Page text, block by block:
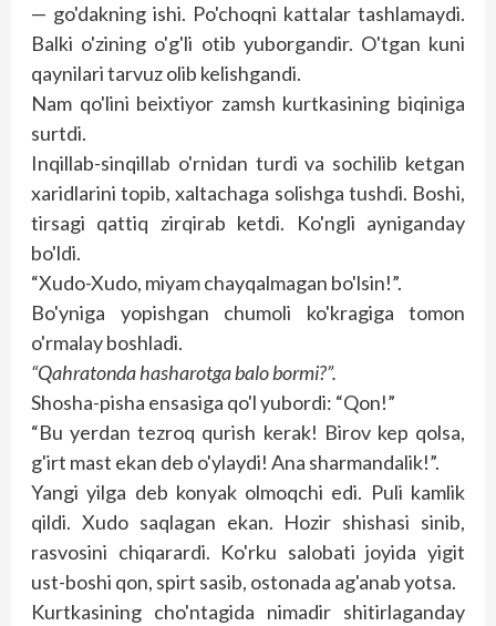
— go'dakning ishi. Po'choqni kattalar tashlamaydi.
Balki o'zining o'g'li otib yuborgandir. O'tgan kuni
qaynilari tarvuz olib kelishgandi.
Nam qo'lini beixtiyor zamsh kurtkasining biqiniga
surtdi.
Inqillab-sinqillab o'rnidan tur­­di va sochilib ketgan
xaridlarini topib, xaltachaga solishga tushdi. Boshi,
tirsagi qattiq zirqirab ketdi. Ko'ngli ayniganday
bo'ldi.
“Xudo-Xudo, miyam chayqalmagan bo'lsin!”.
Bo'yniga yopishgan chumoli ko'kragiga tomon
o'rmalay boshladi.
“Qahratonda hasharotga balo bor­­mi?”.
Shosha-pisha ensasiga qo'l yubordi: “Qon!”
“Bu yerdan tezroq qurish kerak! Birov kep qolsa,
g'irt mast ekan deb o'ylaydi! Ana sharmandalik!”.
Yangi yilga deb konyak olmoqchi edi. Puli kamlik
qildi. Xudo saqlagan ekan. Hozir shishasi sinib,
rasvosini chiqarardi. Ko'rku salobati joyida yigit
ust-boshi qon, spirt sasib, ostonada ag'anab yotsa.
Kurtkasining cho'ntagida nimadir shitirlaganday